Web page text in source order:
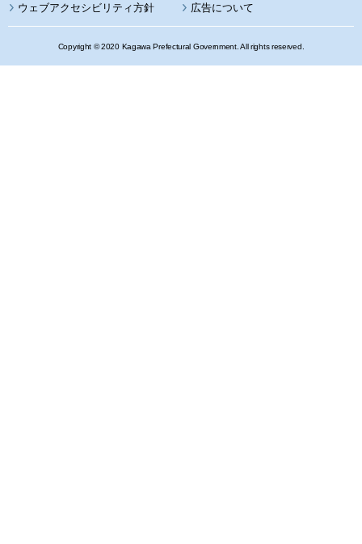
ウェブアクセシビリティ方針 広告について
Copyright © 2020 Kagawa Prefectural Government. All rights reserved.